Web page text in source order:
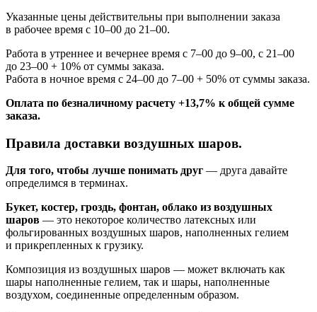
Указанные цены действительны при выполнении заказа
в рабочее время с 10–00 до 21–00.
Работа в утреннее и вечернее время с 7–00 до 9–00, с 21–00
до 23–00 + 10% от суммы заказа.
Работа в ночное время с 24–00 до 7–00 + 50% от суммы заказа.
Оплата по безналичному расчету +13,7% к общей сумме
заказа.
Правила доставки воздушных шаров.
Для того, чтобы лучше понимать друг — друга давайте
определимся в терминах.
Букет, костер, гроздь, фонтан, облако из воздушных
шаров — это некоторое количество латексных или
фольгированных воздушных шаров, наполненных гелием
и прикрепленных к грузику.
Композиция из воздушных шаров — может включать как
шары наполненные гелием, так и шары, наполненные
воздухом, соединенные определенным образом.